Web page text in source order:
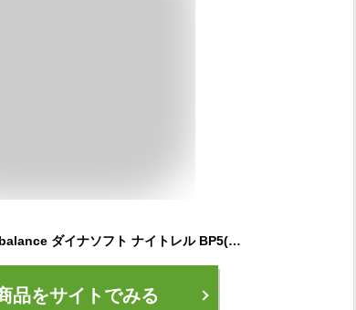
ニューバランス new balance ダイナソフト ナイトレル BP5(ブラック/ピンク) DynaSoft Nitrel v5 WTNTR 横幅2E 幅広 ワイド レディース トレイルランニングシューズ スニーカー 運動靴 女性 婦人靴 厚底 NB 2023春夏
品をサイトでみる